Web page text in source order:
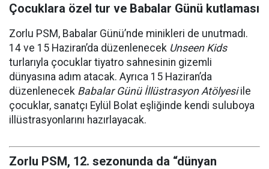
Çocuklara özel tur ve Babalar Günü kutlaması
Zorlu PSM, Babalar Günü’nde minikleri de unutmadı.
14 ve 15 Haziran’da düzenlenecek Unseen Kids
turlarıyla çocuklar tiyatro sahnesinin gizemli
dünyasına adım atacak. Ayrıca 15 Haziran’da
düzenlenecek Babalar Günü İllüstrasyon Atölyesiile
çocuklar, sanatçı Eylül Bolat eşliğinde kendi suluboya
illüstrasyonlarını hazırlayacak.
Zorlu PSM, 12. sezonunda da “dünyan